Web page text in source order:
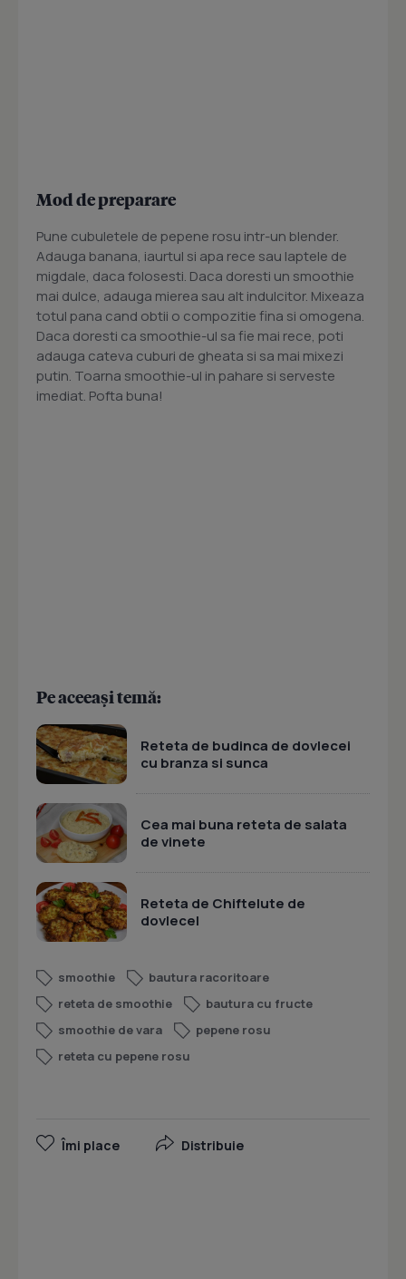
Mod de preparare
Pune cubuletele de pepene rosu intr-un blender.
Adauga banana, iaurtul si apa rece sau laptele de
migdale, daca folosesti. Daca doresti un smoothie
mai dulce, adauga mierea sau alt indulcitor. Mixeaza
totul pana cand obtii o compozitie fina si omogena.
Daca doresti ca smoothie-ul sa fie mai rece, poti
adauga cateva cuburi de gheata si sa mai mixezi
putin. Toarna smoothie-ul in pahare si serveste
imediat. Pofta buna!
Pe aceeași temă:
Reteta de budinca de dovlecei
cu branza si sunca
Cea mai buna reteta de salata
de vinete
Reteta de Chiftelute de
dovlecel
smoothie
bautura racoritoare
reteta de smoothie
bautura cu fructe
smoothie de vara
pepene rosu
reteta cu pepene rosu
Îmi place Distribuie